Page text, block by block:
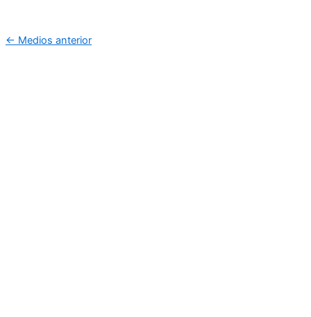
← Medios anterior